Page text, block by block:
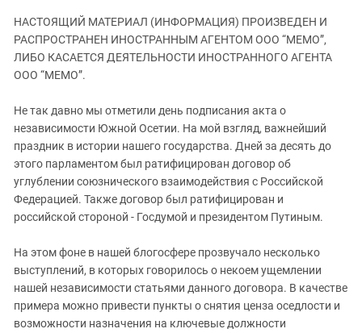
КАВКАЗ ЗА ПАЛЕСТИНУ
ИНАКОМЫСЛИЕ В ЧЕЧНЕ
ПРЕСЛЕДОВАНИЕ АКТИВИСТОВ
Ингушетия
Кабардино-Балкария
Карачаево-Черкесия
Нагорный Карабах
Российская Федерация
Ростовская область
Ставропольский край
Чечня
НАСТОЯЩИЙ МАТЕРИАЛ (ИНФОРМАЦИЯ) ПРОИЗВЕДЕН И
РАСПРОСТРАНЕН ИНОСТРАННЫМ АГЕНТОМ ООО “МЕМО”,
ЛИБО КАСАЕТСЯ ДЕЯТЕЛЬНОСТИ ИНОСТРАННОГО АГЕНТА
ООО “МЕМО”.
Не так давно мы отметили день подписания акта о
независимости Южной Осетии. На мой взгляд, важнейший
праздник в истории нашего государства. Дней за десять до
этого парламентом был ратифицирован договор об
углублении союзнического взаимодействия с Российской
Федерацией. Также договор был ратифицирован и
российской стороной - Госдумой и президентом Путиным.
На этом фоне в нашей блогосфере прозвучало несколько
выступлений, в которых говорилось о некоем ущемлении
нашей независимости статьями данного договора. В качестве
примера можно привести пункты о снятия ценза оседлости и
возможности назначения на ключевые должности